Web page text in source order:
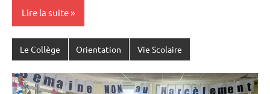
Lire la suite
Le Collège Orientation Vie Scolaire